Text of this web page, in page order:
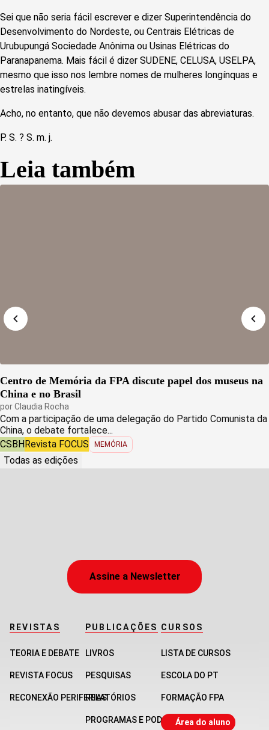
Sei que não seria fácil escrever e dizer Superintendência do
Desenvolvimento do Nordeste, ou Centrais Elétricas de
Urubupungá Sociedade Anônima ou Usinas Elétricas do
Paranapanema. Mais fácil é dizer SUDENE, CELUSA, USELPA,
mesmo que isso nos lembre nomes de mulheres longínquas e
estrelas inatingíveis.
Acho, no entanto, que não devemos abusar das abreviaturas.
P. S. ? S. m. j.
Leia também
Centro de Memória da FPA discute papel dos museus na
China e no Brasil
porClaudia Rocha
Com a participação de uma delegação do Partido Comunista da
China, o debate fortalece...
CSBHRevista FOCUS MEMÓRIA
Todas as edições
Assine a Newsletter
REVISTAS
TEORIA E DEBATE
REVISTA FOCUS
RECONEXÃO PERIFERIAS
PUBLICAÇÕES
LIVROS
PESQUISAS
RELATÓRIOS
PROGRAMAS E PODCASTS
CURSOS
LISTA DE CURSOS
ESCOLA DO PT
FORMAÇÃO FPA
Área do aluno